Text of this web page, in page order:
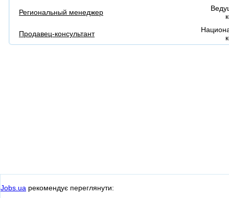
Региональный менеджер
Продавец-консультант
Jobs.ua рекомендує переглянути: